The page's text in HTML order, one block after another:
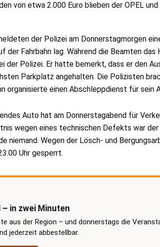
von etwa 2.000 Euro blieben der OPEL
der Polizei am Donnerstagmorgen
der Fahrbahn lag. Während die Beamten
der Polizei. Er hatte bemerkt, dass er den
Parkplatz angehalten. Die Polizisten
organisierte einen Abschleppdienst für sein
Auto hat am Donnerstagabend für
wegen eines technischen Defekts war der
niemand. Wegen der Lösch- und
Uhr gesperrt.
– in zwei Minuten
aus der Region – und donnerstags die
jederzeit abbestellbar.